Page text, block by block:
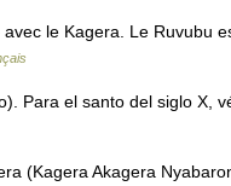
le Kagera. Le Ruvubu
Para el santo del siglo X,
(Kagera Akagera